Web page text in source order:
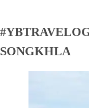
SONGKHLA